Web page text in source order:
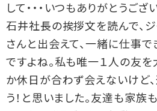
して・・・いつもありがとうござ
石井社長の挨拶文を読んで、ジ
さんと出会えて、一緒に仕事で
ですよね。私も唯一１人の友を
か休日が合わず会えないけど
う！と思いました。友達も家族